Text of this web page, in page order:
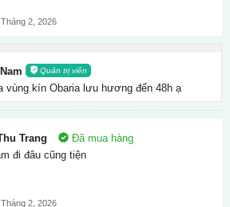
2, 2026
Quản trị viên
vùng kín Obaria lưu hương đến 48h ạ
Trang
Đã mua hàng
đi đâu cũng tiện
2, 2026